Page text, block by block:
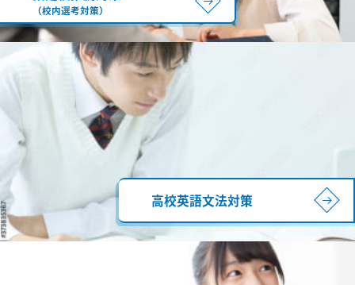
（校内選考対策）
高校英語文法対策